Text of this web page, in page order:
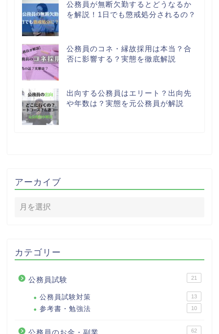
公務員が無断欠勤するとどうなるか
を解説！1日でも懲戒処分されるの？
公務員のコネ・縁故採用は本当？合
否に影響する？実態を徹底解説
出向する公務員はエリート？出向先
や年数は？実態を元公務員が解説
アーカイブ
カテゴリー
公務員試験 21
公務員試験対策 13
参考書・勉強法 10
62